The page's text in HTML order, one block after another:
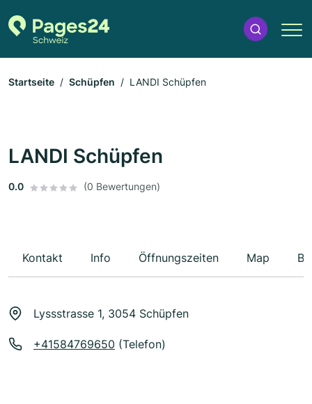
Startseite Schüpfen LANDI Schüpfen
LANDI Schüpfen
0.0 (0 Bewertungen)
Kontakt Info Öffnungszeiten Map
Lyssstrasse 1, 3054 Schüpfen
+41584769650 (Telefon)